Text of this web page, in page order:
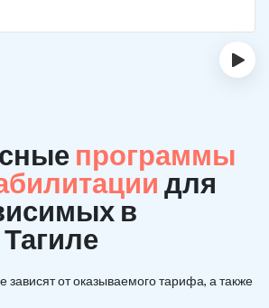
›
программы
для
в
от оказываемого тарифа, а также